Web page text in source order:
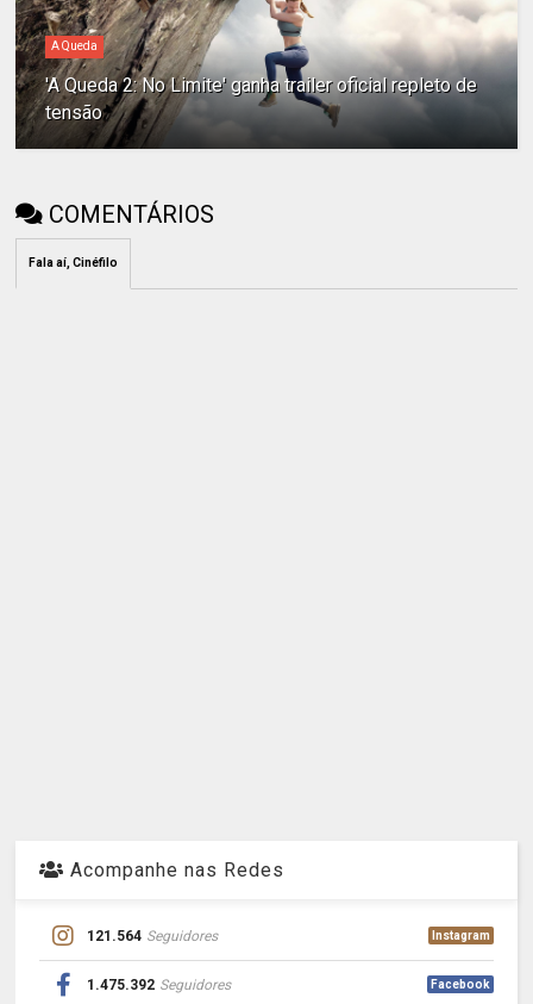
A Queda
'A Queda 2: No Limite' ganha trailer oficial repleto de
tensão
COMENTÁRIOS
Fala aí, Cinéfilo
Acompanhe nas Redes
121.564 Seguidores Instagram
1.475.392 Seguidores Facebook